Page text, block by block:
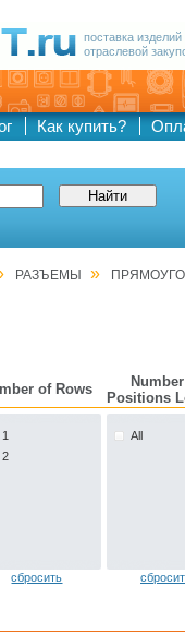
поставка
отраслевой
Как купить?
РАЗЪЕМЫ »
of Rows
Positions
1
2
All
сбросить